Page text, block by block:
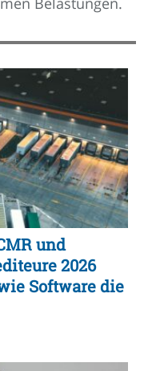
und
2026
Software die